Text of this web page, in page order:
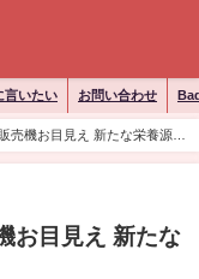
言いたい お問い合わせ
売機お目見え 新たな栄養源と
お目見え 新たな